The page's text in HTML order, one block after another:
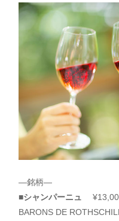
―銘柄―
■シャンパーニュ
BARONS DE